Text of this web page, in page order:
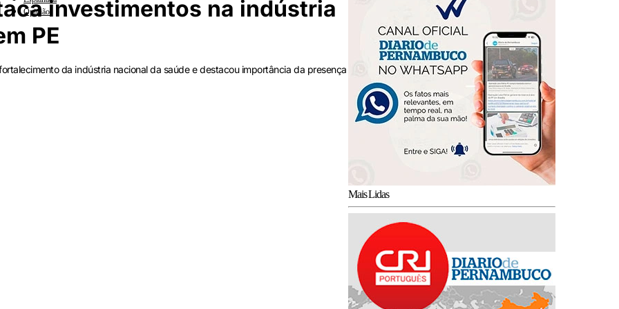
Opinião investimentos na indústria
PE
da indústria nacional da saúde e destacou importância da presença
Mais Lidas